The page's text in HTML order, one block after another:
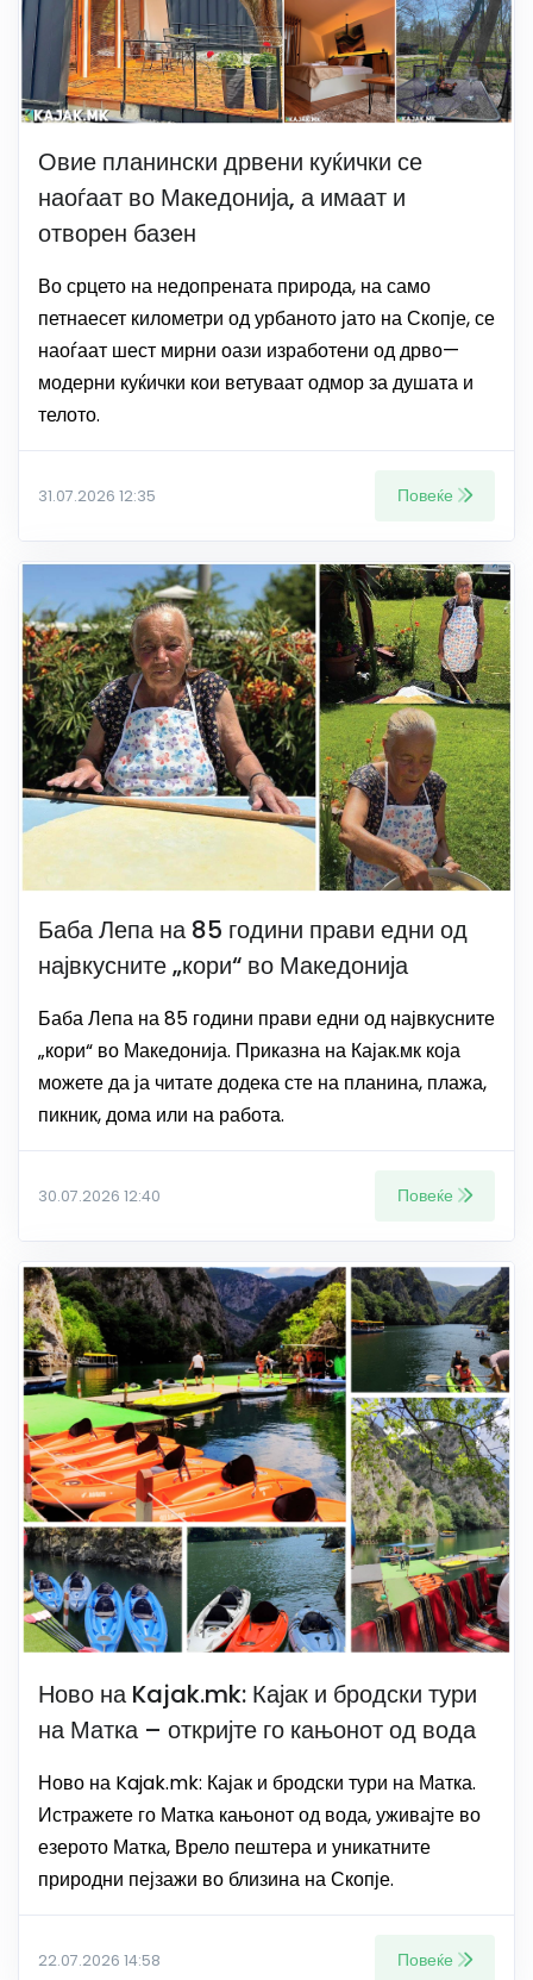
Овие планински дрвени куќички се
наоѓаат во Македонија, а имаат и
отворен базен
Во срцето на недопрената природа, на само
петнаесет километри од урбаното јато на Скопје, се
наоѓаат шест мирни оази изработени од дрво—
модерни куќички кои ветуваат одмор за душата и
телото.
31.07.2026 12:35 Повеќе
Баба Лепа на 85 години прави едни од
највкусните „кори“ во Македонија
Баба Лепа на 85 години прави едни од највкусните
„кори“ во Македонија. Приказна на Кајак.мк која
можете да ја читате додека сте на планина, плажа,
пикник, дома или на работа.
30.07.2026 12:40 Повеќе
Ново на Kajak.mk: Кајак и бродски тури
на Матка – откријте го кањонот од вода
Ново на Kajak.mk: Кајак и бродски тури на Матка.
Истражете го Матка кањонот од вода, уживајте во
езерото Матка, Врело пештера и уникатните
природни пејзажи во близина на Скопје.
22.07.2026 14:58 Повеќе